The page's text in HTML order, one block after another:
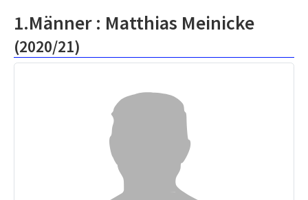
1.Männer : Matthias Meinicke
(2020/21)